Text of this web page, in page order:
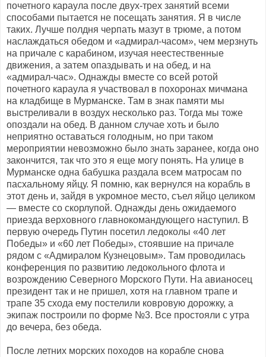
почетного караула после двух-трех занятий всеми
способами пытается не посещать занятия. Я в числе
таких. Лучше полдня черпать мазут в трюме, а потом
наслаждаться обедом и «адмирал-часом», чем мерзнуть
на причале с карабином, изучая неестественные
движения, а затем опаздывать и на обед, и на
«адмирал-час». Однажды вместе со всей ротой
почетного караула я участвовал в похоронах мичмана
на кладбище в Мурманске. Там в знак памяти мы
выстреливали в воздух несколько раз. Тогда мы тоже
опоздали на обед. В данном случае хоть и было
неприятно оставаться голодным, но при таком
мероприятии невозможно было знать заранее, когда оно
закончится, так что это я еще могу понять. На улице в
Мурманске одна бабушка раздала всем матросам по
пасхальному яйцу. Я помню, как вернулся на корабль в
этот день и, зайдя в укромное место, съел яйцо целиком
— вместе со скорлупой. Однажды день ожидаемого
приезда верховного главнокомандующего наступил. В
первую очередь Путин посетил ледоколы «40 лет
Победы» и «60 лет Победы», стоявшие на причале
рядом с «Адмиралом Кузнецовым». Там проводилась
конференция по развитию ледокольного флота и
возрождению Северного Морского Пути. На авианосец
президент так и не пришел, хотя на главном трапе и
трапе 35 схода ему постелили ковровую дорожку, а
экипаж построили по форме №3. Все простояли с утра
до вечера, без обеда.
После летних морских походов на корабле снова